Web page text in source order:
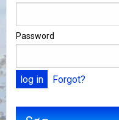
Password
Forgot?